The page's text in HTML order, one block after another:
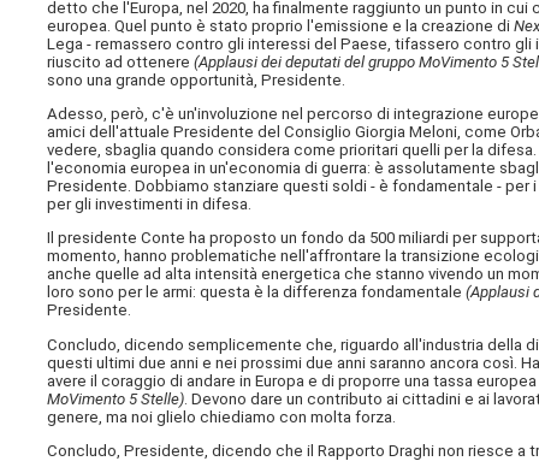
detto che l'Europa, nel 2020, ha finalmente raggiunto un punto in
europea. Quel punto è stato proprio l'emissione e la creazione di
Lega - remassero contro gli interessi del Paese, tifassero contro
riuscito ad ottenere(Applausi dei deputati del gruppo MoVimento 5
sono una grande opportunità, Presidente.
Adesso, però, c'è un'involuzione nel percorso di integrazione
amici dell'attuale Presidente del Consiglio Giorgia Meloni, come
vedere, sbaglia quando considera come prioritari quelli per la
l'economia europea in un'economia di guerra: è assolutamente
Presidente. Dobbiamo stanziare questi soldi - è fondamentale -
per gli investimenti in difesa.
Il presidente Conte ha proposto un fondo da 500 miliardi per
momento, hanno problematiche nell'affrontare la transizione
anche quelle ad alta intensità energetica che stanno vivendo un
loro sono per le armi: questa è la differenza fondamentale(Applausi
Presidente.
Concludo, dicendo semplicemente che, riguardo all'industria della
questi ultimi due anni e nei prossimi due anni saranno ancora così.
avere il coraggio di andare in Europa e di proporre una tassa
MoVimento 5 Stelle) . Devono dare un contributo ai cittadini e ai
genere, ma noi glielo chiediamo con molta forza.
Concludo, Presidente, dicendo che il Rapporto Draghi non riesce